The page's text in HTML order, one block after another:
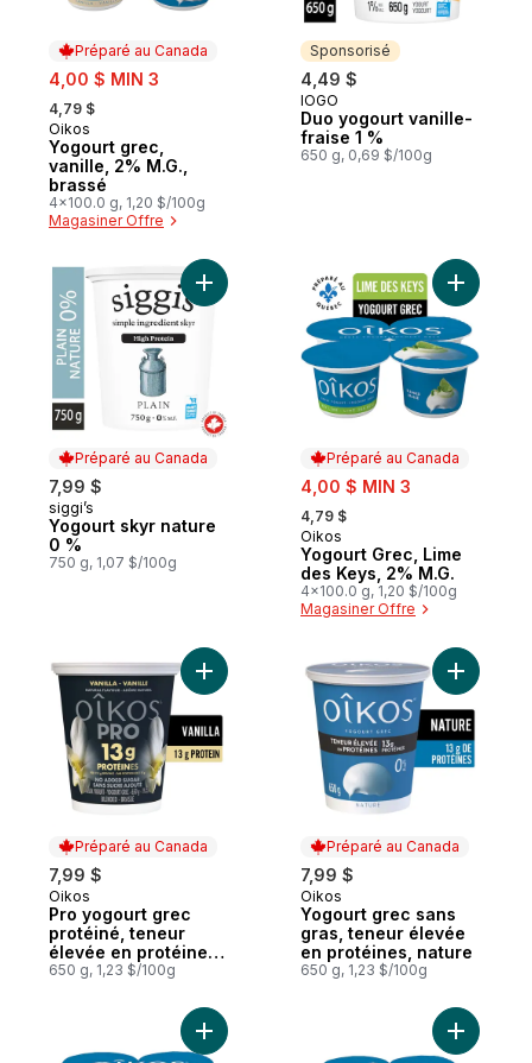
Préparé au Canada
sale:
4,00 $ MIN 3
, formerly:
4,79 $
Préparé au Canada
Oikos
Yogourt grec,
vanille, 2% M.G.,
brassé
4x100.0 g, 1,20 $/100g
Magasiner Offre
Sponsorisé
4,49 $
Sponsorisé
IÖGO
Duo yogourt vanille-
fraise 1 %
650 g, 0,69 $/100g
Préparé au Canada
7,99 $
Préparé au Canada
siggi’s
Yogourt skyr nature
0 %
750 g, 1,07 $/100g
Ajouter Yogourt skyr nature 0 % au panier
Préparé au Canada
sale:
4,00 $ MIN 3
, formerly:
4,79 $
Préparé au Canada
Oikos
Yogourt Grec, Lime
des Keys, 2% M.G.
4x100.0 g, 1,20 $/100g
Magasiner Offre
Ajouter
Préparé au Canada
7,99 $
Préparé au Canada
Oikos
Pro yogourt grec
protéiné, teneur
élevée en protéines,
vanille
650 g, 1,23 $/100g
Ajouter Pro yogourt grec protéiné,
Préparé au Canada
7,99 $
Préparé au Canada
Oikos
Yogourt grec sans
gras, teneur élevée
en protéines, nature
650 g, 1,23 $/100g
Ajouter
Ajouter Yogourt grec sans gras, pêche-
Ajouter